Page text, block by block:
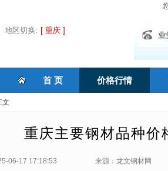
地区切换: [ 重庆 ]
首 页 价格行情
文
重庆主要钢材品种价
06-17 17:18:53 来源：龙文钢材网